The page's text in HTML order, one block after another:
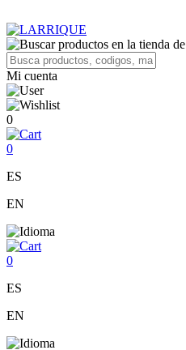
Mi cuenta
0
0
ES
EN
0
ES
EN